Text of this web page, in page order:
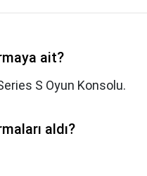
ait?
S Oyun Konsolu.
aldı?